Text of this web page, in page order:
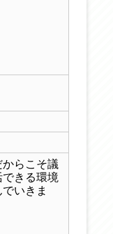
らこそ議
きる環境
いきま